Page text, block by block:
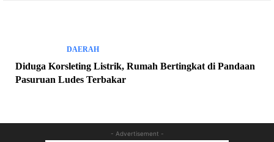
DAERAH
Diduga Korsleting Listrik, Rumah Bertingkat di Pandaan
Pasuruan Ludes Terbakar
- Advertisement -